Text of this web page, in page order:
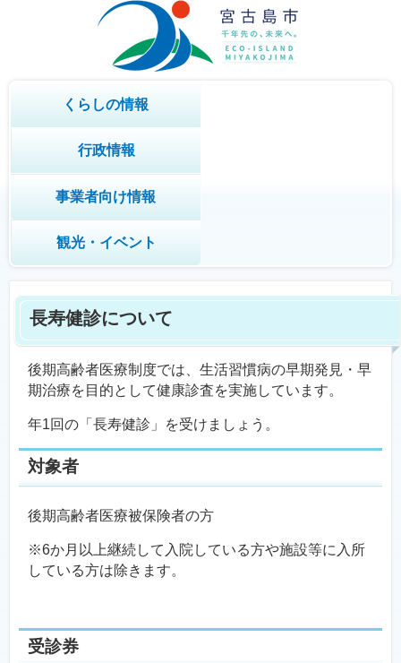
くらしの情報
行政情報
事業者向け情報
観光・イベント
長寿健診について
後期高齢者医療制度では、生活習慣病の早期発見・早
期治療を目的として健康診査を実施しています。
年1回の「長寿健診」を受けましょう。
対象者
後期高齢者医療被保険者の方
※6か月以上継続して入院している方や施設等に入所
している方は除きます。
受診券